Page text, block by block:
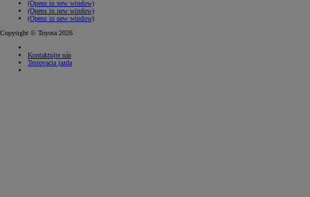
(Opens in new window)
(Opens in new window)
(Opens in new window)
Copyright © Toyota 2026
Kontaktujte nás
Testovacia jazda